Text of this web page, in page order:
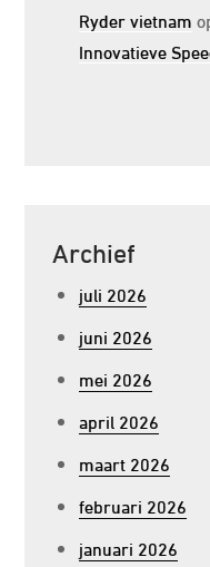
Ryder vietnam
Innovatieve
Archief
juli 2026
juni 2026
mei 2026
april 2026
maart 2026
februari 2026
januari 2026